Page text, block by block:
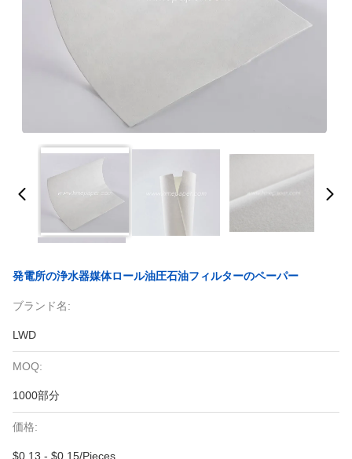
発電所の浄水器媒体ロール油圧石油フィルターのペーパー
ブランド名:
LWD
MOQ:
1000部分
価格:
$0.13 - $0.15/Pieces